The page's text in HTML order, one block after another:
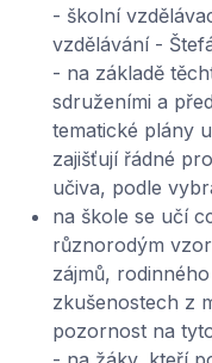
- školní
vzdělávání -
- na základě
sdruženími a
tematické plány
zajišťují řádné
učiva, podle
na škole se učí
různorodým
zájmů,
zkušenostech z
pozornost na